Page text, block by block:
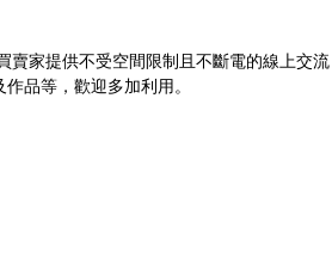
家提供不受空間限制且不斷電的線上交流
品等，歡迎多加利用。